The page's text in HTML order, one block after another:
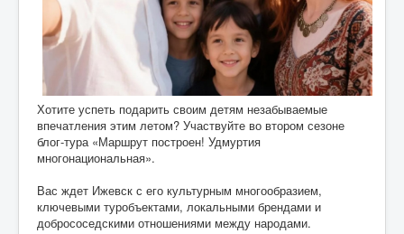
Хотите успеть подарить своим детям незабываемые
впечатления этим летом? Участвуйте во втором сезоне
блог-тура «Маршрут построен! Удмуртия
многонациональная».
Вас ждет Ижевск с его культурным многообразием,
ключевыми туробъектами, локальными брендами и
добрососедскими отношениями между народами.